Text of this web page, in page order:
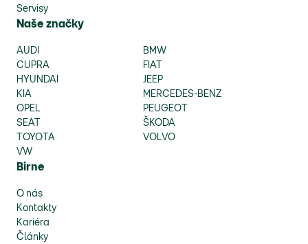
Servisy
Naše značky
AUDI
BMW
CUPRA
FIAT
HYUNDAI
JEEP
KIA
MERCEDES-BENZ
OPEL
PEUGEOT
SEAT
ŠKODA
TOYOTA
VOLVO
VW
Birne
O nás
Kontakty
Kariéra
Články